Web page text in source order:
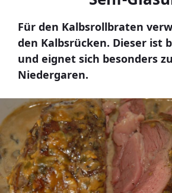
Für den Kalbsrollbraten
den Kalbsrücken. Dieser ist
und eignet sich besonders
Niedergaren.